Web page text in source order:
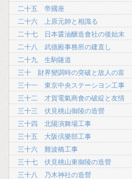
二十五 帝國座
二十六 上原元帥と相識る
二十七 日本醤油釀造會社の後始末
二十八 武德殿事務所の建直し
二十九 生駒隧道
三十 財界變調時の突破と故人の富
三十一 東京中央ステーシヨン工事
三十二 才賀電氣商會の破綻と友情
三十三 伏見桃山御陵の造營
三十四 北陽演舞場工事
三十五 大阪倶樂部工事
三十六 難波橋工事
三十七 伏見桃山東御陵の造營
三十八 乃木神社の造營